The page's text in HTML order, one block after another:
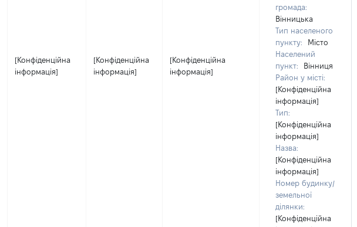
[Конфіденційна
інформація]
[Конфіденційна
інформація]
[Конфіденційна
інформація]
громада:
Вінницька
Тип населеного
пункту:
Місто
Населений
пункт:
Вінниця
Район у місті:
[Конфіденційна
інформація]
Тип:
[Конфіденційна
інформація]
Назва:
[Конфіденційна
інформація]
Номер будинку/
земельної
ділянки:
[Конфіденційна